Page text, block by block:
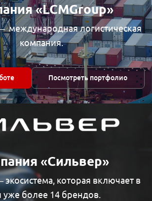
«LCMGroup»
международная логистическая
компания.
Посмотреть портфолио
«Сильвер»
которая включает в
уже более 14 брендов.